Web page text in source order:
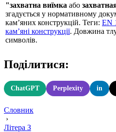
"захватна виїмка або
згадується у нормативному
кам’яних конструкцій. Теги: EN
кам’яні конструкції. Довжина
символів.
Поділитися:
ChatGPT Perplexity in
Словник
›
Літера З